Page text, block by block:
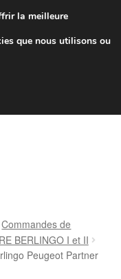
de 7 EUR
9 h à 16 h
Commandes de
BERLINGO I et II
Peugeot Partner
la meilleure
que nous utilisons ou